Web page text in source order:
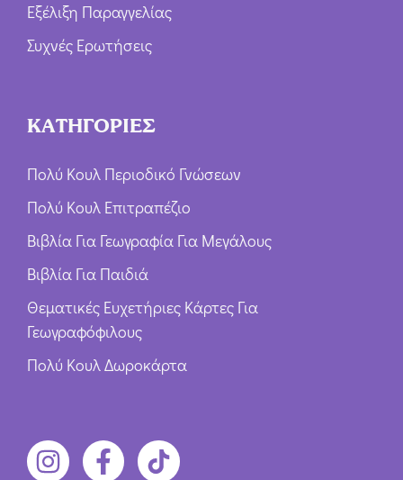
Εξέλιξη Παραγγελίας
Συχνές Ερωτήσεις
ΚΑΤΗΓΟΡΙΕΣ
Πολύ Κουλ Περιοδικό Γνώσεων
Πολύ Κουλ Επιτραπέζιο
Βιβλία Για Γεωγραφία Για Μεγάλους
Βιβλία Για Παιδιά
Θεματικές Ευχετήριες Κάρτες Για
Γεωγραφόφιλους
Πολύ Κουλ Δωροκάρτα